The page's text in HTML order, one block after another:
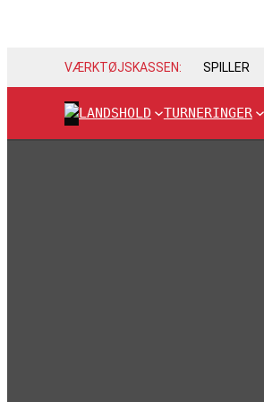
VÆRKTØJSKASSEN: SPILLER
LANDSHOLD TURNERINGER